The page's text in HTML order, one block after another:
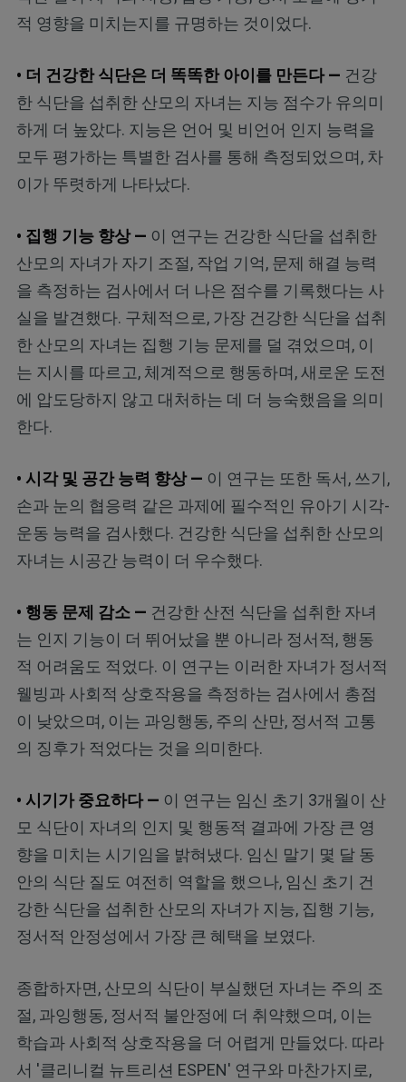
적 영향을 미치는지를 규명하는 것이었다.
• 더 건강한 식단은 더 똑똑한 아이를 만든다 — 건강
한 식단을 섭취한 산모의 자녀는 지능 점수가 유의미
하게 더 높았다. 지능은 언어 및 비언어 인지 능력을
모두 평가하는 특별한 검사를 통해 측정되었으며, 차
이가 뚜렷하게 나타났다.
• 집행 기능 향상 — 이 연구는 건강한 식단을 섭취한
산모의 자녀가 자기 조절, 작업 기억, 문제 해결 능력
을 측정하는 검사에서 더 나은 점수를 기록했다는 사
실을 발견했다. 구체적으로, 가장 건강한 식단을 섭취
한 산모의 자녀는 집행 기능 문제를 덜 겪었으며, 이
는 지시를 따르고, 체계적으로 행동하며, 새로운 도전
에 압도당하지 않고 대처하는 데 더 능숙했음을 의미
한다.
• 시각 및 공간 능력 향상 — 이 연구는 또한 독서, 쓰기,
손과 눈의 협응력 같은 과제에 필수적인 유아기 시각-
운동 능력을 검사했다. 건강한 식단을 섭취한 산모의
자녀는 시공간 능력이 더 우수했다.
• 행동 문제 감소 — 건강한 산전 식단을 섭취한 자녀
는 인지 기능이 더 뛰어났을 뿐 아니라 정서적, 행동
적 어려움도 적었다. 이 연구는 이러한 자녀가 정서적
웰빙과 사회적 상호작용을 측정하는 검사에서 총점
이 낮았으며, 이는 과잉행동, 주의 산만, 정서적 고통
의 징후가 적었다는 것을 의미한다.
• 시기가 중요하다 — 이 연구는 임신 초기 3개월이 산
모 식단이 자녀의 인지 및 행동적 결과에 가장 큰 영
향을 미치는 시기임을 밝혀냈다. 임신 말기 몇 달 동
안의 식단 질도 여전히 역할을 했으나, 임신 초기 건
강한 식단을 섭취한 산모의 자녀가 지능, 집행 기능,
정서적 안정성에서 가장 큰 혜택을 보였다.
종합하자면, 산모의 식단이 부실했던 자녀는 주의 조
절, 과잉행동, 정서적 불안정에 더 취약했으며, 이는
학습과 사회적 상호작용을 더 어렵게 만들었다. 따라
서 '클리니컬 뉴트리션 ESPEN' 연구와 마찬가지로,